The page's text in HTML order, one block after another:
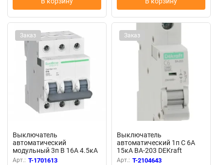
Заказ
Выключатель
автоматический
модульный 3п B 16А 4.5кА
City9 Set 400В SE C9F14316
Арт.: T-1701613
Заказ
Выключатель
автоматический 1п C 6А
15кА ВА-203 DEKraft
13454DEK
Арт.: T-2104643